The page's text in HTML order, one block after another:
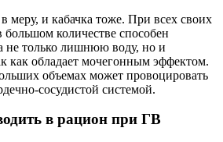
меру, и кабачка тоже. При всех своих
количестве способен
не только лишнюю воду, но и
как обладает мочегонным эффектом.
объемах может провоцировать
сосудистой системой.
в рацион при ГВ